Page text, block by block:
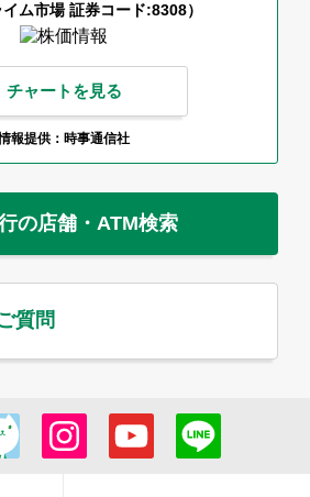
イム市場 証券コード:8308）
チャートを見る
報提供：時事通信社
の店舗・ATM検索
質問